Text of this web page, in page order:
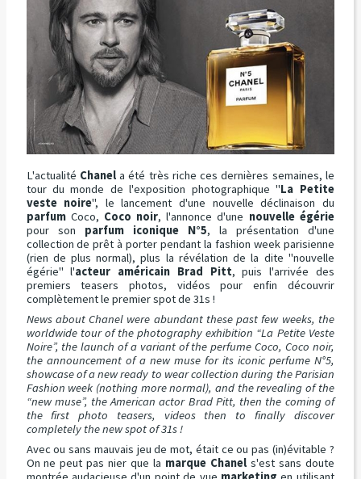
L'actualité Chanela été très riche ces dernières semaines, le
tour du monde de l'exposition photographique "La Petite
veste noire", le lancement d'une nouvelle déclinaison du
parfumCoco, Coco noir, l'annonce d'une nouvelle égérie
pour son parfum iconique N°5, la présentation d'une
collection de prêt à porter pendant la fashion week parisienne
(rien de plus normal), plus la révélation de la dite "nouvelle
égérie" l'acteur américain Brad Pitt, puis l'arrivée des
premiers teasers photos, vidéos pour enfin découvrir
complètement le premier spot de 31s !
News about Chanel were abundant these past few weeks, the
worldwide tour of the photography exhibition “La Petite Veste
Noire”, the launch of a variant of the perfume Coco, Coco noir,
the announcement of a new muse for its iconic perfume N°5,
showcase of a new ready to wear collection during the Parisian
Fashion week (nothing more normal), and the revealing of the
“new muse”, the American actor Brad Pitt, then the coming of
the first photo teasers, videos then to finally discover
completely the new spot of 31s !
Avec ou sans mauvais jeu de mot, était ce ou pas (in)évitable ?
On ne peut pas nier que la marque Chanels'est sans doute